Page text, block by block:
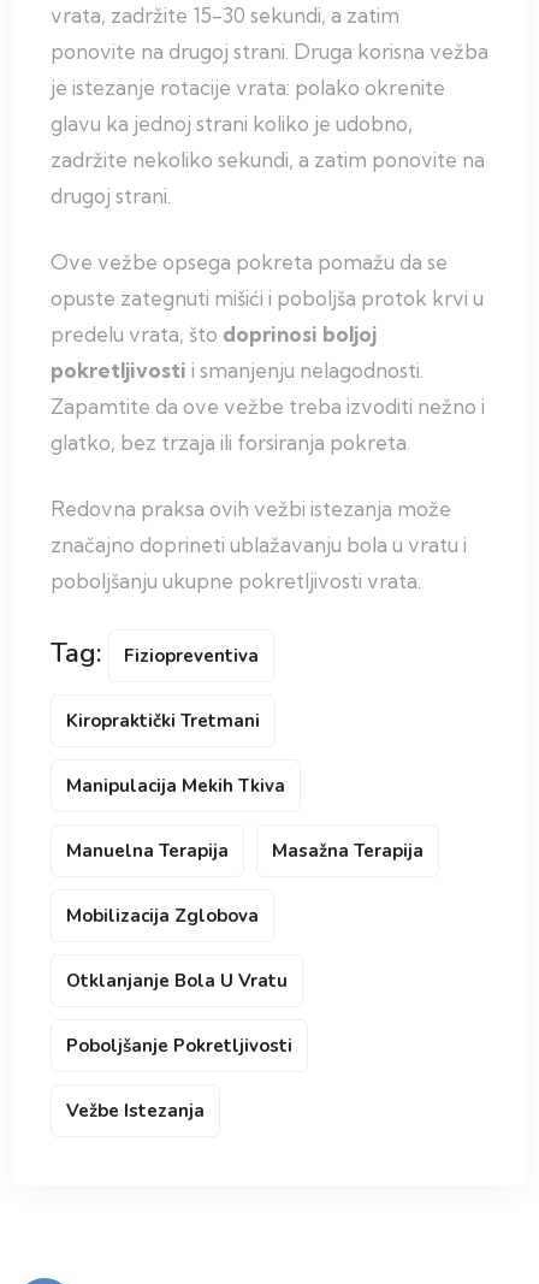
vrata, zadržite 15-30 sekundi, a zatim
ponovite na drugoj strani. Druga korisna vežba
je istezanje rotacije vrata: polako okrenite
glavu ka jednoj strani koliko je udobno,
zadržite nekoliko sekundi, a zatim ponovite na
drugoj strani.
Ove vežbe opsega pokreta pomažu da se
opuste zategnuti mišići i poboljša protok krvi u
predelu vrata, što doprinosi boljoj
pokretljivosti i smanjenju nelagodnosti.
Zapamtite da ove vežbe treba izvoditi nežno i
glatko, bez trzaja ili forsiranja pokreta.
Redovna praksa ovih vežbi istezanja može
značajno doprineti ublažavanju bola u vratu i
poboljšanju ukupne pokretljivosti vrata.
Tag: Fiziopreventiva
Kiropraktički Tretmani
Manipulacija Mekih Tkiva
Manuelna Terapija Masažna Terapija
Mobilizacija Zglobova
Otklanjanje Bola U Vratu
Poboljšanje Pokretljivosti
Vežbe Istezanja